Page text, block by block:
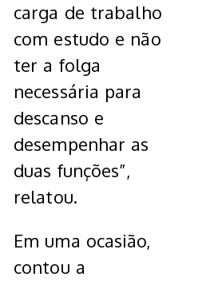
carga de trabalho
com estudo e não
ter a folga
necessária para
descanso e
desempenhar as
duas funções”,
relatou.
Em uma ocasião,
contou a